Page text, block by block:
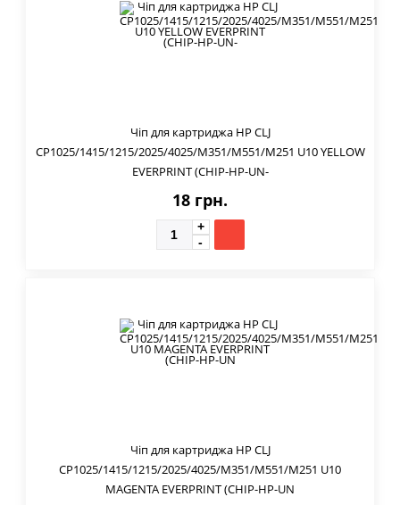
Чіп для картриджа HP CLJ
CP1025/1415/1215/2025/4025/M351/M551/M251 U10 YELLOW
EVERPRINT (CHIP-HP-UN-
18 грн.
Чіп для картриджа HP CLJ
CP1025/1415/1215/2025/4025/M351/M551/M251 U10
MAGENTA EVERPRINT (CHIP-HP-UN